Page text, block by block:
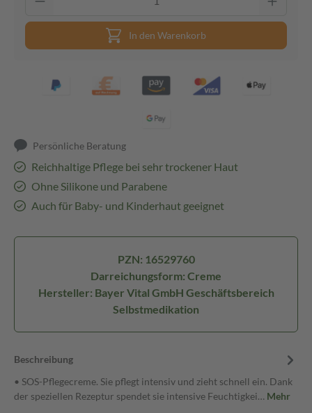
In den Warenkorb
Persönliche Beratung
Reichhaltige Pflege bei sehr trockener Haut
Ohne Silikone und Parabene
Auch für Baby- und Kinderhaut geeignet
PZN: 16529760
Darreichungsform: Creme
Hersteller: Bayer Vital GmbH Geschäftsbereich
Selbstmedikation
Beschreibung
• SOS-Pflegecreme. Sie pflegt intensiv und zieht schnell ein. Dank
der speziellen Rezeptur spendet sie intensive Feuchtigkei… Mehr